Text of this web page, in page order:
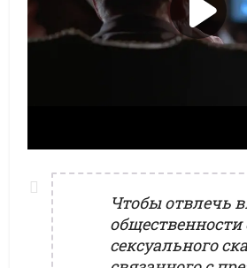
Чтобы отвлечь
общественности
сексуального